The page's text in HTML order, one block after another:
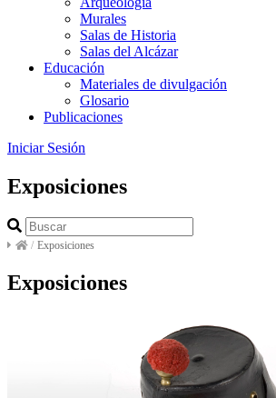
Murales
Salas de Historia
Salas del Alcázar
Educación
Materiales de divulgación
Glosario
Publicaciones
Iniciar Sesión
Exposiciones
/ Exposiciones
Exposiciones